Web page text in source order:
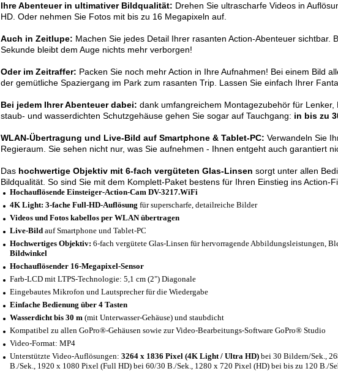
Ihre Abenteuer in ultimativer Bildqualität: Drehen Sie ultrascharfe Videos in
HD. Oder nehmen Sie Fotos mit bis zu 16 Megapixeln auf.
Auch in Zeitlupe: Machen Sie jedes Detail Ihrer rasanten Action-Abenteuer sichtbar.
Sekunde bleibt dem Auge nichts mehr verborgen!
Oder im Zeitraffer: Packen Sie noch mehr Action in Ihre Aufnahmen! Bei einem Bild
der gemütliche Spaziergang im Park zum rasanten Trip. Lassen Sie einfach Ihrer
Bei jedem Ihrer Abenteuer dabei: dank umfangreichem Montagezubehör für Lenker,
staub- und wasserdichten Schutzgehäuse gehen Sie sogar auf Tauchgang: in bis zu
WLAN-Übertragung und Live-Bild auf Smartphone & Tablet-PC: Verwandeln Sie
Regieraum. Sie sehen nicht nur, was Sie aufnehmen - Ihnen entgeht auch garantiert
Das hochwertige Objektiv mit 6-fach vergüteten Glas-Linsen sorgt unter allen
Bildqualität. So sind Sie mit dem Komplett-Paket bestens für Ihren Einstieg ins Action-
Hochauflösende Einsteiger-Action-Cam DV-3217.WiFi
4K Light: 3-fache Full-HD-Auflösung für superscharfe, detailreiche Bilder
Videos und Fotos kabellos per WLAN übertragen
Live-Bild auf Smartphone und Tablet-PC
Hochwertiges Objektiv: 6-fach vergütete Glas-Linsen für hervorragende Abbildungsleistungen,
Bildwinkel
Hochauflösender 16-Megapixel-Sensor
Farb-LCD mit LTPS-Technologie: 5,1 cm (2") Diagonale
Eingebautes Mikrofon und Lautsprecher für die Wiedergabe
Einfache Bedienung über 4 Tasten
Wasserdicht bis 30 m (mit Unterwasser-Gehäuse) und staubdicht
Kompatibel zu allen GoPro®-Gehäusen sowie zur Video-Bearbeitungs-Software GoPro® Studio
Video-Format: MP4
Unterstützte Video-Auflösungen: 3264 x 1836 Pixel (4K Light / Ultra HD) bei 30 Bildern/Sek.,
B./Sek., 1920 x 1080 Pixel (Full HD) bei 60/30 B./Sek., 1280 x 720 Pixel (HD) bei bis zu 120 B./